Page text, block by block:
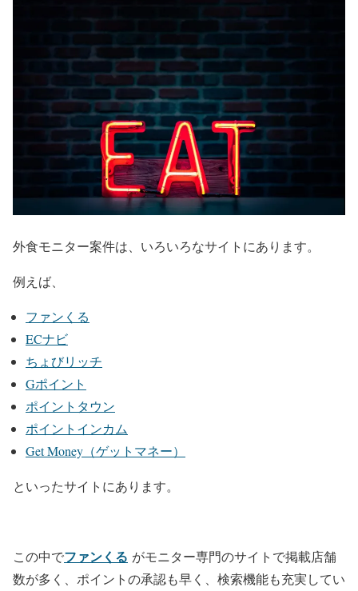
外食モニター案件は、いろいろなサイトにあります。
例えば、
ファンくる
ECナビ
ちょびリッチ
Gポイント
ポイントタウン
ポイントインカム
Get Money（ゲットマネー）
といったサイトにあります。
この中でファンくる がモニター専門のサイトで掲載店舗
数が多く、ポイントの承認も早く、検索機能も充実してい